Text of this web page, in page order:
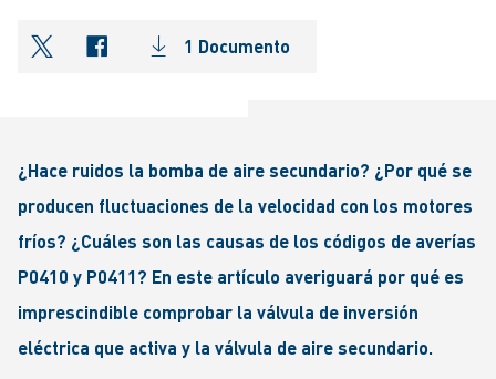
shareOntwitter
shareOnfacebook
1 Documento
¿Hace ruidos la bomba de aire secundario? ¿Por qué se
producen fluctuaciones de la velocidad con los motores
fríos? ¿Cuáles son las causas de los códigos de averías
P0410 y P0411? En este artículo averiguará por qué es
imprescindible comprobar la válvula de inversión
eléctrica que activa y la válvula de aire secundario.